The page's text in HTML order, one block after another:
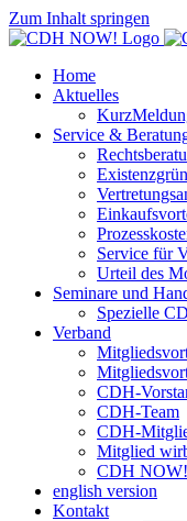
Zum Inhalt springen
Home
Aktuelles
Service &
Service für
Urteil des
Seminare und
Spezielle
Verband
CDH-
CDH-Team
CDH-
Mitglied
CDH
english version
Kontakt